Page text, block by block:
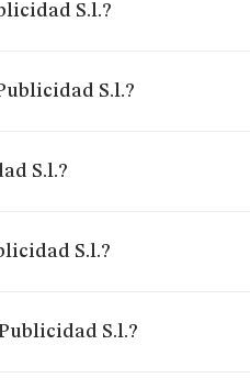
S.l.?
S.l.?
S.l.?
S.l.?
S.l.?